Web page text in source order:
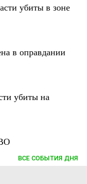
убиты в зоне
в оправдании
убиты на
ВСЕ СОБЫТИЯ ДНЯ